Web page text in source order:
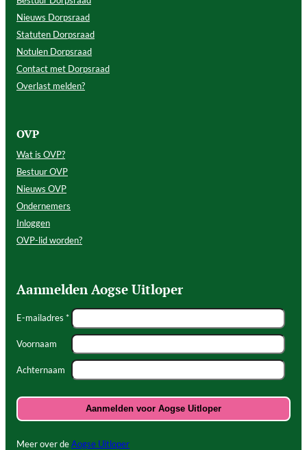
Nieuws Dorpsraad
Statuten Dorpsraad
Notulen Dorpsraad
Contact met Dorpsraad
Overlast melden?
OVP
Wat is OVP?
Bestuur OVP
Nieuws OVP
Ondernemers
Inloggen
OVP-lid worden?
Aanmelden Aogse Uitloper
E-mailadres *
Voornaam
Achternaam
Meer over deAogse Uitloper